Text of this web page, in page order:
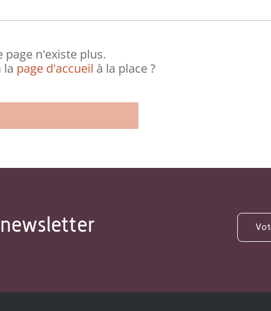
page n'existe plus.
la page d'accueil à la place ?